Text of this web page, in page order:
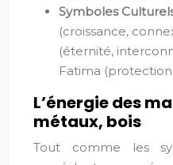
Symboles
(croissance,
(éternité,
Fatima
L’énergie des
métaux, bois
Tout comme les